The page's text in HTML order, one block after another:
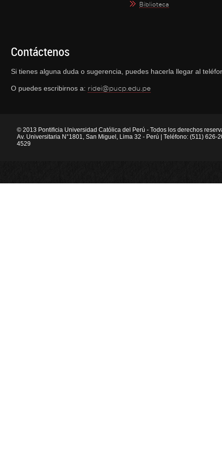
Biblioteca
Contáctenos
Si tienes alguna duda o sugerencia, puedes hacerla llegar al
O puedes escribirnos a: ridei@pucp.edu.pe
© 2013 Pontificia Universidad Católica del Perú - Todos los derechos
Av. Universitaria N°1801, San Miguel, Lima 32 - Perú | Teléfono: (511) 626-
4529